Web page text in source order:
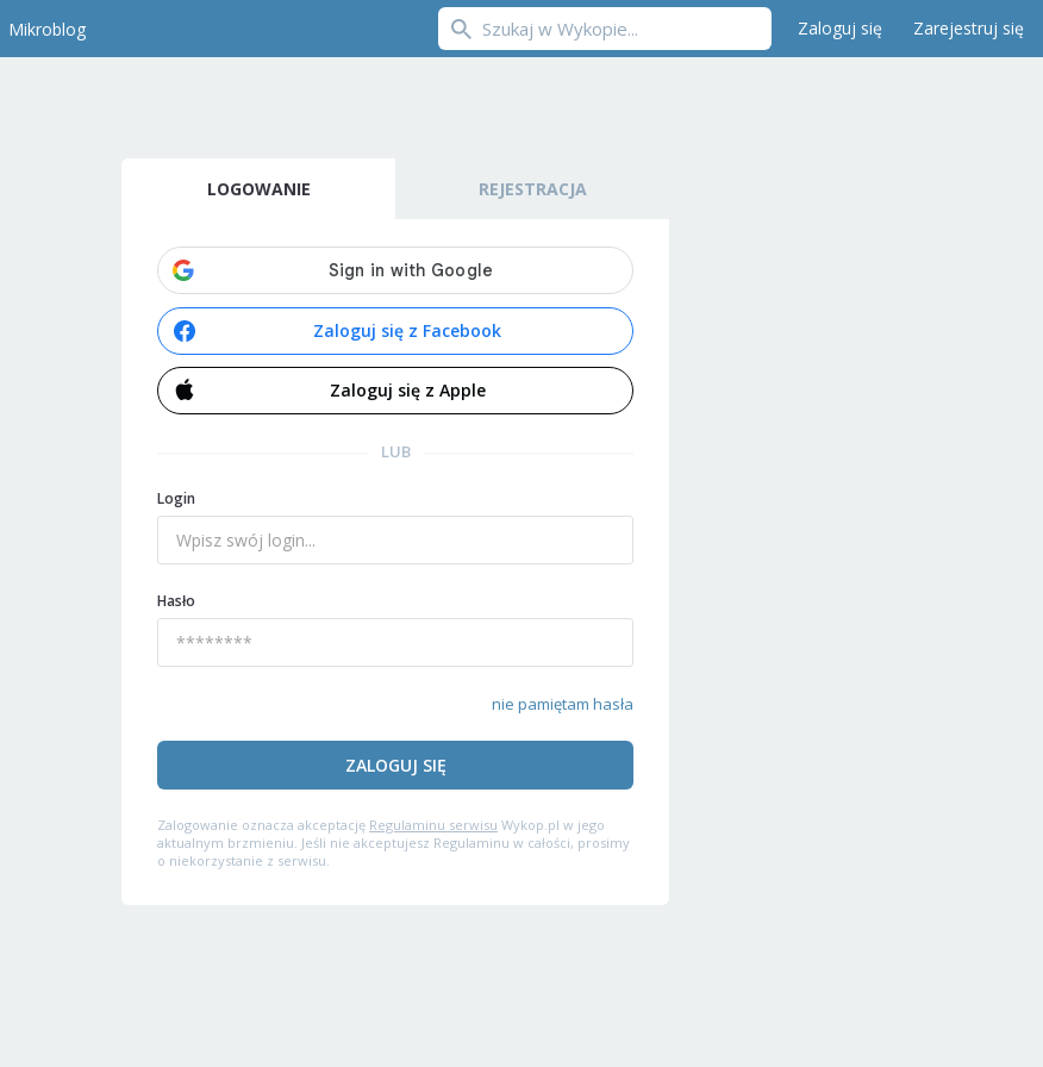
Mikroblog Zaloguj się Zarejestruj się
LOGOWANIE REJESTRACJA
Zaloguj się z Facebook
Zaloguj się z Apple
LUB
Login
Hasło
nie pamiętam hasła
ZALOGUJ SIĘ
Zalogowanie oznacza akceptację Regulaminu serwisu Wykop.pl w jego
aktualnym brzmieniu. Jeśli nie akceptujesz Regulaminu w całości, prosimy
o niekorzystanie z serwisu.